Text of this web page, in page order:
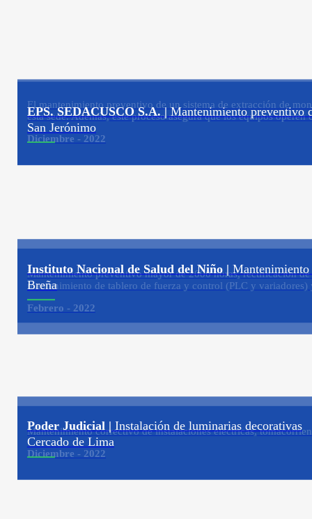
El mantenimiento preventivo de un sistema de extracción de
esta sede. Además, este proceso asegura que los equipos
Diciembre - 2022
EPS. SEDACUSCO S.A. |Mantenimiento preventivo
San Jerónimo
Mantenimiento preventivo mayor de 2000 horas, rectificación
mantenimiento de tablero de fuerza y control (PLC y variadores)
Febrero - 2022
Instituto Nacional de Salud del Niño | Mantenimiento
Breña
Mantenimiento correctivo de instalaciones eléctricas,
Diciembre - 2022
Poder Judicial | Instalación de luminarias decorativas
Cercado de Lima